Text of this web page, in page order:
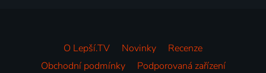
O Lepší.TV Novinky
Recenze
Obchodní podmínky
Podporovaná zařízení